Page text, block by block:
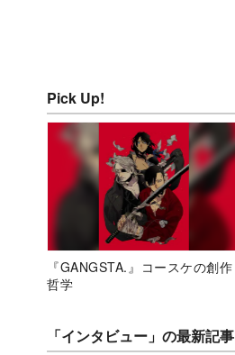
Pick Up!
『GANGSTA.』コースケの創作
哲学
「インタビュー」の最新記事